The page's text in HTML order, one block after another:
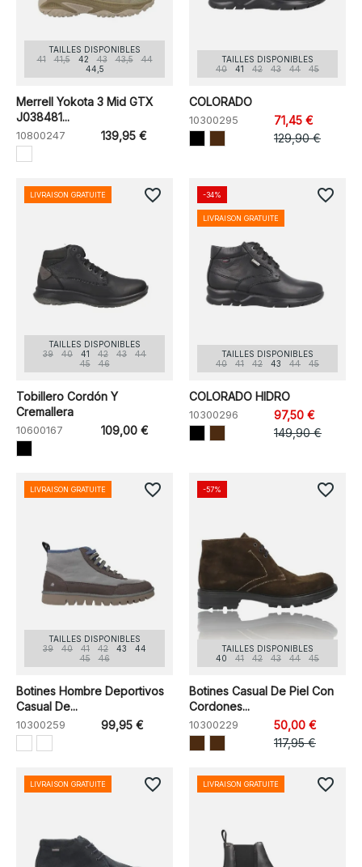
TAILLES DISPONIBLES
41
41,5 42 43 43,5
44
44,5
Merrell Yokota 3 Mid GTX
J038481...
10800247 139,95 €
TAILLES DISPONIBLES
40
41 42 43 44 45
COLORADO
10300295
71,45 €
129,90 €
TAILLES DISPONIBLES
39
40 41 42 43
44
45
46
Tobillero Cordón Y
Cremallera
10600167 109,00 €
LIVRAISON GRATUITE favorite_border
TAILLES DISPONIBLES
40
41 42 43 44 45
COLORADO HIDRO
10300296
97,50 €
149,90 €
-34%
LIVRAISON GRATUITE
favorite_border
TAILLES DISPONIBLES
39
40 41 42 43
44
45
46
Botines Hombre Deportivos
Casual De...
10300259 99,95 €
LIVRAISON GRATUITE favorite_border
TAILLES DISPONIBLES
40
41 42 43 44 45
Botines Casual De Piel Con
Cordones...
10300229
50,00 €
117,95 €
-57% favorite_border
LIVRAISON GRATUITE favorite_border LIVRAISON GRATUITE favorite_border